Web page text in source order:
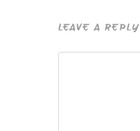
LEAVE A REPLY